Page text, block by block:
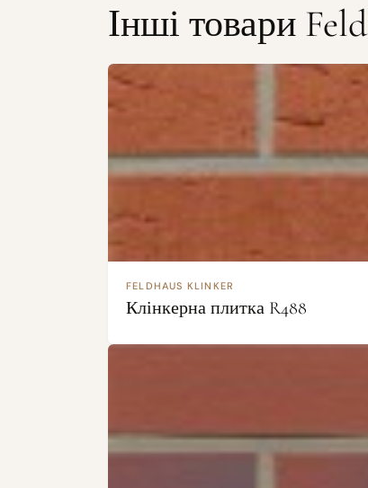
Інші товари
FELDHAUS KLINKER
Клінкерна плитка R488